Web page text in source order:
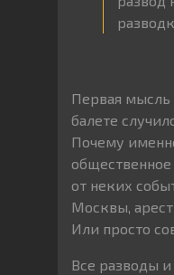
Первая мысль
балете
Почему
от неких
Москвы,
Или просто
Все разводы